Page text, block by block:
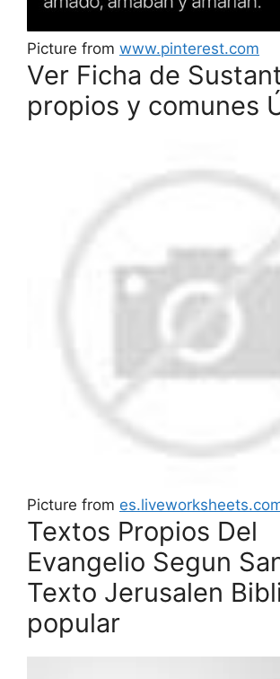
Picture from www.pinterest.com
Ver Ficha de
propios y comunes
Picture from
Textos Propios Del
Evangelio Segun
Texto Jerusalen
popular